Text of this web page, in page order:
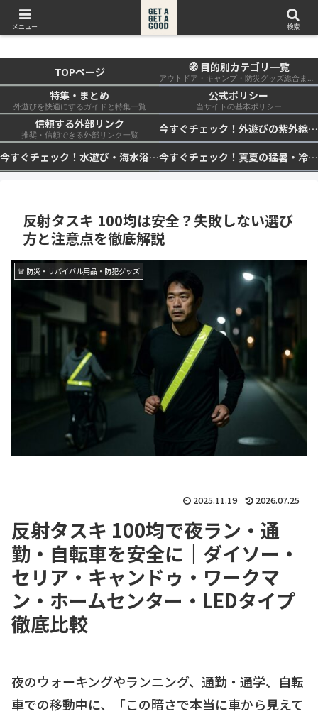
get a get a good
TOPページ 🧭 目的別カテゴリ一覧
アウトドア・キャンプ・防災グッズ総合まとめ
特集・まとめ
外遊びを快適にするガイドと特集一覧
公式ポリシー
当サイトの基本ポリシー
信頼する外部リンク
推奨・信頼できる外部リンク一覧
今すぐチェック！外遊びの紫外線対策・日差し快適化計画｜帽子・日傘・ウェア・日焼け止めを総まとめ☀️🏕️👓
今すぐチェック！水遊び・海水浴の快適化計画｜浮き輪・服装・日陰・安全対策を総まとめ🏖️🌊✨
今すぐチェック！真夏の猛暑・冷却・保冷快適化計画｜外遊び・キャンプ・車中泊の暑さ対策を総まとめ☀️🧊🏕️
反射タスキ 100均は安全？失敗しない選び
方と注意点を徹底解説
🚨 防災・サバイバル用品・防犯グッズ
2025.11.19 2026.07.25
反射タスキ 100均で夜ラン・通
勤・自転車を安全に｜ダイソー・
セリア・キャンドゥ・ワークマ
ン・ホームセンター・LEDタイプ
徹底比較
夜のウォーキングやランニング、通勤・通学、自転
車での移動中に、「この暗さで本当に車から見えて
メニュー 検索